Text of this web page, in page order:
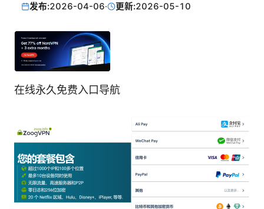
发布:2026-04-06· 更新:2026-05-10
在线永久免费入口导航